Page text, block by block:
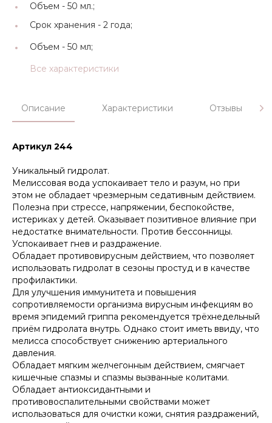
Объем - 50 мл.;
Срок хранения - 2 года;
Объем - 50 мл;
Все характеристики
Описание Характеристики Отзывы
Артикул 244
Уникальный гидролат.
Мелиссовая вода успокаивает тело и разум, но при
этом не обладает чрезмерным седативным действием.
Полезна при стрессе, напряжении, беспокойстве,
истериках у детей. Оказывает позитивное влияние при
недостатке внимательности. Против бессонницы.
Успокаивает гнев и раздражение.
Обладает противовирусным действием, что позволяет
использовать гидролат в сезоны простуд и в качестве
профилактики.
Для улучшения иммунитета и повышения
сопротивляемости организма вирусным инфекциям во
время эпидемий гриппа рекомендуется трёхнедельный
приём гидролата внутрь. Однако стоит иметь ввиду, что
мелисса способствует снижению артериального
давления.
Обладает мягким желчегонным действием, смягчает
кишечные спазмы и спазмы вызванные колитами.
Обладает антиоксидантными и
противовоспалительными свойствами может
использоваться для очистки кожи, снятия раздражений,